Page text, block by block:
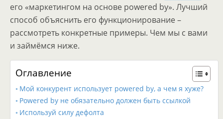
его «маркетингом на основе powered by». Лучший
способ объяснить его функционирование –
рассмотреть конкретные примеры. Чем мы с вами
и займёмся ниже.
Оглавление
Мой конкурент использует powered by, а чем я хуже?
Powered by не обязательно должен быть ссылкой
Используй силу дефолта